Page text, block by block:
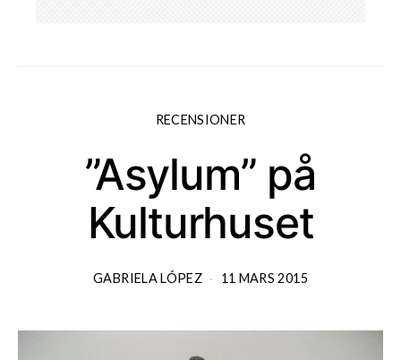
RECENSIONER
”Asylum” på
Kulturhuset
GABRIELA LÓPEZ 11 MARS 2015